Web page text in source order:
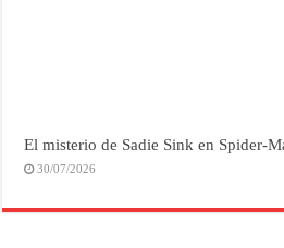
El misterio de Sadie Sink en Spider-
30/07/2026